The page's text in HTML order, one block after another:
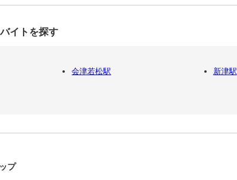
イトを探す
会津若松駅
新津駅
プ